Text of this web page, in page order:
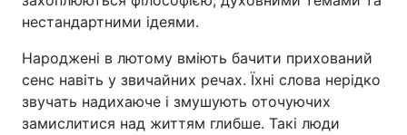
нестандартними ідеями.
Народжені в лютому вміють бачити прихований
сенс навіть у звичайних речах. Їхні слова нерідко
звучать надихаюче і змушують оточуючих
замислитися над життям глибше. Такі люди